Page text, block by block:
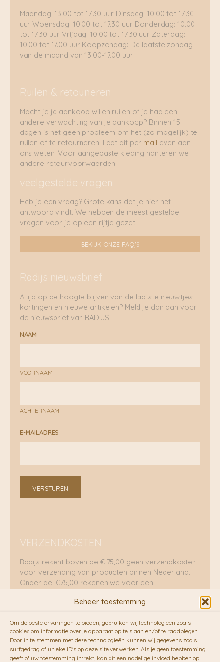
Beheer toestemming
Om de beste ervaringen te bieden, gebruiken wij technologieën zoals
cookies om informatie over je apparaat op te slaan en/of te raadplegen.
Door in te stemmen met deze technologieën kunnen wij gegevens zoals
surfgedrag of unieke ID's op deze site verwerken. Als je geen toestemming
geeft of uw toestemming intrekt, kan dit een nadelige invloed hebben op
Maandag: 13.00 tot 17.30 uur Dinsdag: 10.00 tot 17.30
uur Woensdag: 10.00 tot 17.30 uur Donderdag: 10.00
tot 17.30 uur Vrijdag: 10.00 tot 17.30 uur Zaterdag:
10.00 tot 17.00 uur Koopzondag: De laatste zondag
van de maand van 13.00-17.00 uur
Ruilen & retouneren
Mocht je je aankoop willen ruilen of je had een
andere verwachting van je aankoop? Binnen 15
dagen is het geen probleem om het (zo mogelijk) te
ruilen of te retourneren. Laat dit per mail even aan
ons weten. Voor aangepaste kleding hanteren we
andere retourvoorwaarden.
veelgestelde vragen
Heb je een vraag? Grote kans dat je hier het
antwoord vindt. We hebben de meest gestelde
vragen voor je op een rijtje gezet.
BEKIJK ONZE FAQ'S
Radijs nieuwsbrief
Altijd op de hoogte blijven van de laatste nieuwtjes,
kortingen en nieuwe artikelen? Meld je dan aan voor
de nieuwsbrief van RADIJS!
NAAM
VOORNAAM
ACHTERNAAM
E-MAILADRES
VERSTUREN
VERZENDKOSTEN
Radijs rekent boven de € 75,00 geen verzendkosten
voor verzending van producten binnen Nederland.
Onder de €75,00 rekenen we voor een
RADIJS werkt samen met de duurzame bezorgdienst
vanFietskoeriers.nl. Pakketten (mits voorradig) voor
10.00 uur besteld op een doordeweekse dag,